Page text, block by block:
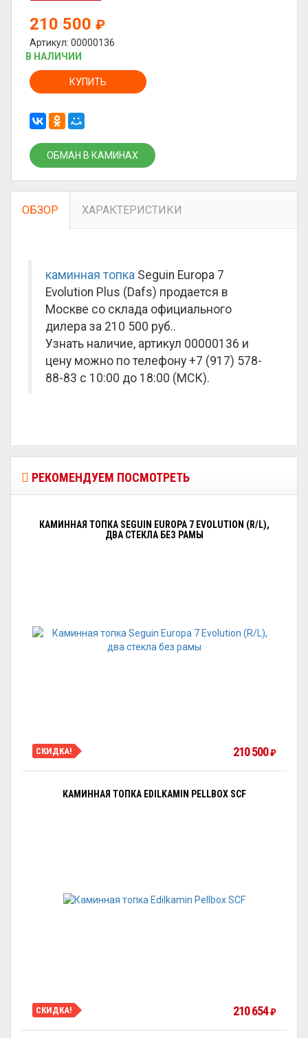
210 500 ₽
Артикул: 00000136
В НАЛИЧИИ
КУПИТЬ
ОБМАН В КАМИНАХ
ОБЗОР ХАРАКТЕРИСТИКИ
каминная топка Seguin Europa 7
Evolution Plus (Dafs) продается в
Москве со склада официального
дилера за 210 500 руб..
Узнать наличие, артикул 00000136 и
цену можно по телефону +7 (917) 578-
88-83 с 10:00 до 18:00 (МСК).
РЕКОМЕНДУЕМ ПОСМОТРЕТЬ
КАМИННАЯ ТОПКА SEGUIN EUROPA 7 EVOLUTION (R/L),
ДВА СТЕКЛА БЕЗ РАМЫ
СКИДКА! 210 500₽
КАМИННАЯ ТОПКА EDILKAMIN PELLBOX SCF
СКИДКА! 210 654₽